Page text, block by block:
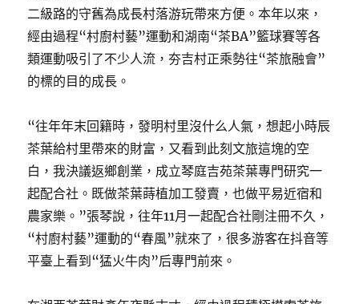
二級路的守舊為成長村落游玩帶來方便。本年以來，
經由過程“村廚村藝”運動和湖南“茶BA”籃球賽等各
類運動吸引了不少人流，夯吉村正乘勢往“茶旅融會”
的標的目的成長。
“往年年末回籍時，發明村里沒什么人氣，想起小時辰
茶葉給村里帶來的財富，又看到此刻文旅這塊的空
白，我決議返鄉創業，成立琴庭吉苑茶葉專門研究一
起配合社。既做茶葉蒔植加工發賣，也做平易近宿和
農家樂。”張琴說，往年11月一起配合社剛注冊不久，
“村廚村藝”運動的“春風”就來了，很多游客在抖音等
平臺上看到“猛火牛肉”后專門前來。